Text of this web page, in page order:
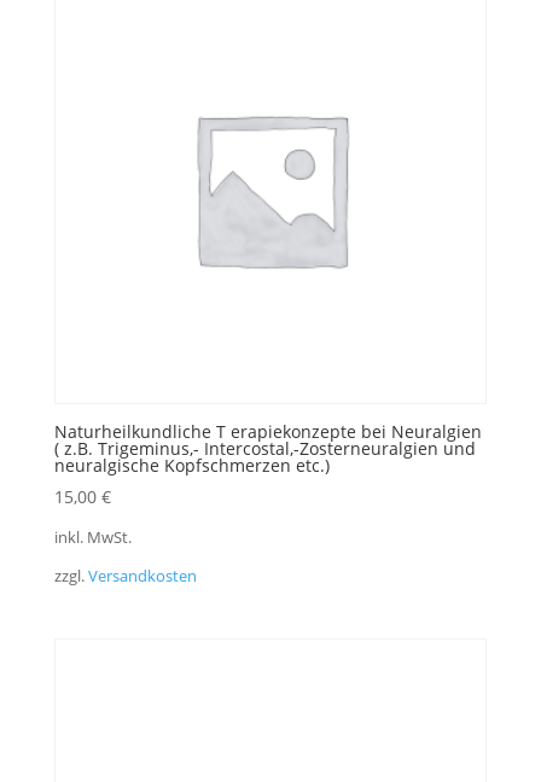
Naturheilkundliche T erapiekonzepte bei Neuralgien
( z.B. Trigeminus,- Intercostal,-Zosterneuralgien und
neuralgische Kopfschmerzen etc.)
15,00 €
inkl. MwSt.
zzgl.Versandkosten